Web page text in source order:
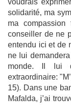
solidarité, ma
ma
conseiller de ne
entendu ici et de
ne lui
monde. Il lui
extraordinaire:
15). Dans une
Mafalda, j’ai